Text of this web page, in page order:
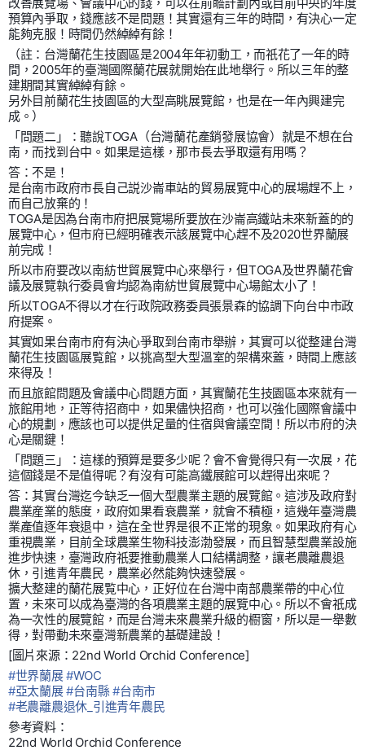
預算內爭取，錢應該不是問題！其實還有三年的時間，有決心一定
能夠克服！時間仍然綽綽有餘！
（註：台灣蘭花生技園區是2004年年初動工，而祇花了一年的時
間，2005年的臺灣國際蘭花展就開始在此地舉行。所以三年的整
建期間其實綽綽有餘。
另外目前蘭花生技園區的大型高眺展覽館，也是在一年內興建完
成。）
「問題二」：聽說TOGA（台灣蘭花產銷發展協會）就是不想在台
南，而找到台中。如果是這樣，那市長去爭取還有用嗎？
答：不是！
是台南市政府市長自己説沙崙車站的貿易展覽中心的展場趕不上，
而自己放棄的！
TOGA是因為台南市府把展覽場所要放在沙崙高鐵站未來新蓋的的
展覽中心，但市府已經明確表示該展覽中心趕不及2020世界蘭展
前完成！
所以市府要改以南紡世貿展覽中心來舉行，但TOGA及世界蘭花會
議及展覽執行委員會均認為南紡世貿展覽中心場館太小了！
所以TOGA不得以才在行政院政務委員張景森的協調下向台中市政
府提案。
其實如果台南市府有決心爭取到台南市舉辦，其實可以從整建台灣
蘭花生技園區展覧館，以挑高型大型溫室的架構來蓋，時間上應該
來得及！
而且旅館問題及會議中心問題方面，其實蘭花生技園區本來就有一
旅館用地，正等待招商中，如果儘快招商，也可以強化國際會議中
心的規劃，應該也可以提供足量的住宿與會議空間！所以市府的決
心是關鍵！
「問題三」：這樣的預算是要多少呢？會不會覺得只有一次展，花
這個錢是不是值得呢？有沒有可能高鐵展館可以趕得出來呢？
答：其實台灣迄今缺乏一個大型農業主題的展覽館。這涉及政府對
農業産業的態度，政府如果看衰農業，就會不積極，這幾年臺灣農
業產值逐年衰退中，這在全世界是很不正常的現象。如果政府有心
重視農業，目前全球農業生物科技澎渤發展，而且智慧型農業設施
進步快速，臺灣政府祇要推動農業人口結構調整，讓老農離農退
休，引進青年農民，農業必然能夠快速發展。
擴大整建的蘭花展覧中心，正好位在台灣中南部農業帶的中心位
置，未來可以成為臺灣的各項農業主題的展覽中心。所以不會祇成
為一次性的展覽館，而是台灣未來農業升級的櫉窗，所以是一舉數
得，對帶動未來臺灣新農業的基礎建設！
[圖片來源：22nd World Orchid Conference]
#世界蘭展#WOC
#亞太蘭展#台南縣#台南市
#老農離農退休_引進青年農民
參考資料：
22nd World Orchid Conference